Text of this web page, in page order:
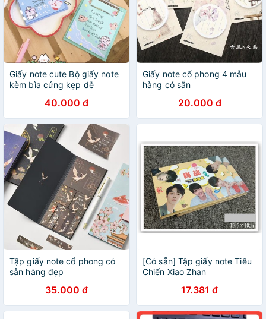
Giấy note cute Bộ giấy note
kèm bìa cứng kẹp dễ
dụng sau khi hết giấy note
40.000 đ
Giấy note cổ phong 4 mẫu
hàng có sẵn
20.000 đ
Tập giấy note cổ phong có
sẵn hàng đẹp
35.000 đ
[Có sẵn] Tập giấy note Tiêu
Chiến Xiao Zhan
17.381 đ